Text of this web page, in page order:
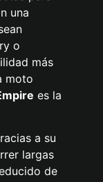
una
o
más
moto
es la
a su
largas
de